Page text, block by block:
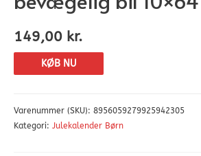
149,00 kr.
KØB NU
Varenummer (SKU): 8956059279925942305
Kategori: Julekalender Børn